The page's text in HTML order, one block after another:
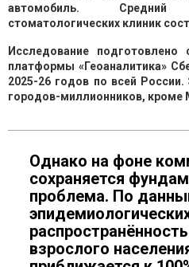
автомобиль.
стоматологических клиник
Исследование
платформы «Геоаналитика»
2025-26 годов по всей
городов-миллионников, кроме
Однако на фоне
сохраняется
проблема. По
взрослого